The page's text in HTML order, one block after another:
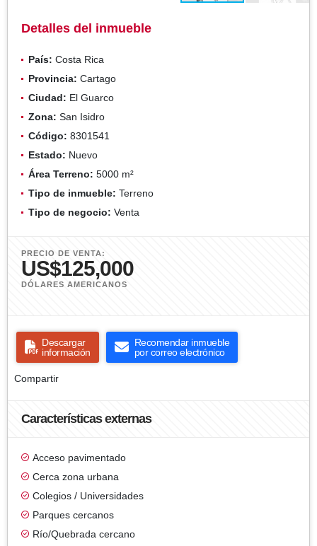
Detalles del inmueble
País: Costa Rica
Provincia: Cartago
Ciudad: El Guarco
Zona: San Isidro
Código: 8301541
Estado: Nuevo
Área Terreno: 5000 m²
Tipo de inmueble: Terreno
Tipo de negocio: Venta
PRECIO DE VENTA:
US$125,000
DÓLARES AMERICANOS
Descargar
información
Recomendar inmueble
por correo electrónico
Compartir
Características externas
Acceso pavimentado
Cerca zona urbana
Colegios / Universidades
Parques cercanos
Río/Quebrada cercano